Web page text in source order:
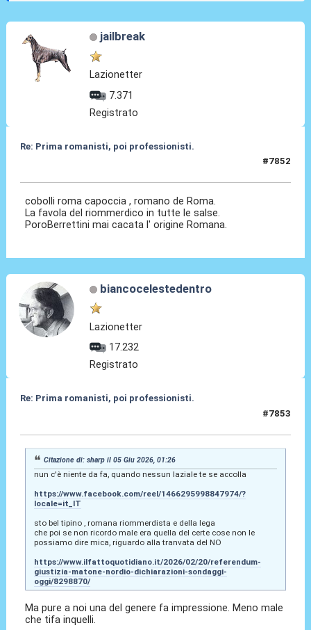
jailbreak
Lazionetter
7.371
Registrato
Re: Prima romanisti, poi professionisti.
#7852
cobolli roma capoccia , romano de Roma.
La favola del riommerdico in tutte le salse.
PoroBerrettini mai cacata l' origine Romana.
biancocelestedentro
Lazionetter
17.232
Registrato
Re: Prima romanisti, poi professionisti.
#7853
Citazione di: sharp il 05 Giu 2026, 01:26
nun c'è niente da fa, quando nessun laziale te se accolla
https://www.facebook.com/reel/1466295998847974/?
locale=it_IT
sto bel tipino , romana riommerdista e della lega
che poi se non ricordo male era quella del certe cose non le
possiamo dire mica, riguardo alla tranvata del NO
https://www.ilfattoquotidiano.it/2026/02/20/referendum-
giustizia-matone-nordio-dichiarazioni-sondaggi-
oggi/8298870/
Ma pure a noi una del genere fa impressione. Meno male
che tifa inquelli.